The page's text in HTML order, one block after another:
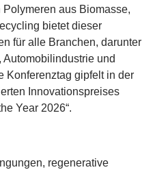
aus Biomasse,
bietet dieser
für alle Branchen, darunter
und
Konferenztag gipfelt in der
Innovationspreises
Year 2026“.
regenerative